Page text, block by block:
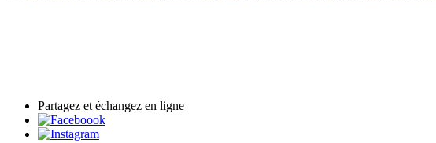
Partagez et échangez en ligne